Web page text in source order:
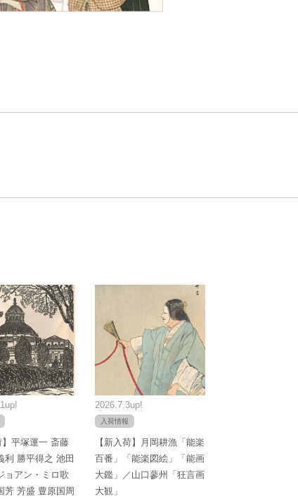
】平塚運一 斎藤
利 勝平得之 池田
ョアン・ミロ歌
芳 芳盛 豊原国周
2026.7.3up!
入荷情報
【新入荷】月岡耕漁「能楽
百番」「能楽図絵」「能画
大鑑」／山口蓼州「狂言画
大観」